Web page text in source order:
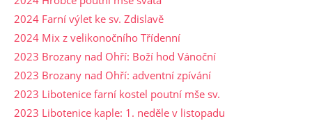
2024 Farní výlet ke sv. Zdislavě
2024 Mix z velikonočního Třídenní
2023 Brozany nad Ohří: Boží hod Vánoční
2023 Brozany nad Ohří: adventní zpívání
2023 Libotenice farní kostel poutní mše sv.
2023 Libotenice kaple: 1. neděle v listopadu